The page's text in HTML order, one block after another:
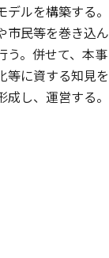
ルを構築する。
市民等を巻き込ん
う。併せて、本事
等に資する知見を
し、運営する。